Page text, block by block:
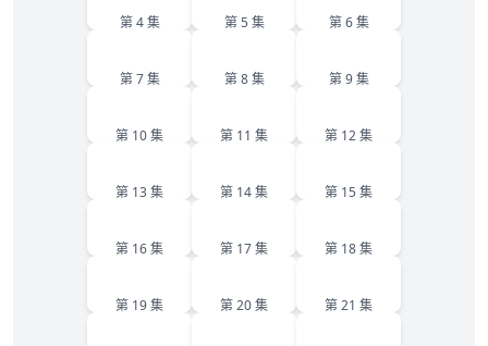
第 4 集 第 5 集 第 6 集
第 7 集 第 8 集 第 9 集
第 10 集 第 11 集 第 12 集
第 13 集 第 14 集 第 15 集
第 16 集 第 17 集 第 18 集
第 19 集 第 20 集 第 21 集